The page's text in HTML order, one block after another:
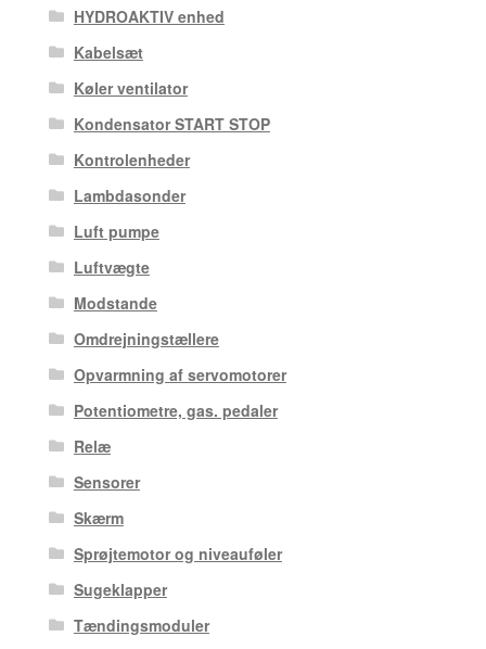
HYDROAKTIV enhed
Kabelsæt
Køler ventilator
Kondensator START STOP
Kontrolenheder
Lambdasonder
Luft pumpe
Luftvægte
Modstande
Omdrejningstællere
Opvarmning af servomotorer
Potentiometre, gas. pedaler
Relæ
Sensorer
Skærm
Sprøjtemotor og niveauføler
Sugeklapper
Tændingsmoduler